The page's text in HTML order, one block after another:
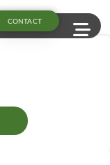
CONTACT